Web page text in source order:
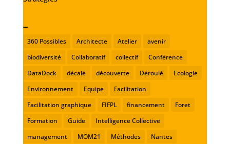
_
360 Possibles Architecte Atelier
avenir
biodiversité
Collaboratif collectif
Conférence
DataDock
décalé découverte Déroulé
Ecologie
Environnement
Equipe
Facilitation
Facilitation graphique
FIFPL financement
Foret
Formation
Guide
Intelligence Collective
management
MOM21 Méthodes Nantes